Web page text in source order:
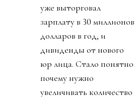
уже выторговал
зарплату в 30 миллионов
долларов в год, и
дивиденды от нового
юр лица. Стало понятно
почему нужно
увеличивать количество